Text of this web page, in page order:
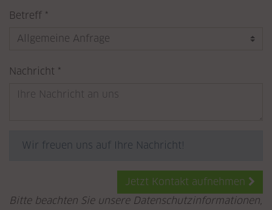
Pflichtfeld
Betreff *
Pflichtfeld
Nachricht *
Wir freuen uns auf Ihre Nachricht!
Jetzt Kontakt aufnehmen
Bitte beachten Sie unsere Datenschutzinformationen,